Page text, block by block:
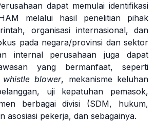
dapat memulai identifikasi
melalui hasil penelitian pihak
organisasi internasional, dan
pada negara/provinsi dan sektor
internal perusahaan juga dapat
yang bermanfaat, seperti
whistle blower, mekanisme keluhan
uji kepatuhan pemasok,
berbagai divisi (SDM, hukum,
asosiasi pekerja, dan sebagainya.